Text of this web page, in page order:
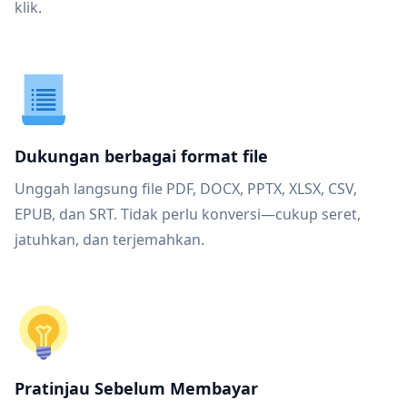
klik.
Dukungan berbagai format file
Unggah langsung file PDF, DOCX, PPTX, XLSX, CSV,
EPUB, dan SRT. Tidak perlu konversi—cukup seret,
jatuhkan, dan terjemahkan.
Pratinjau Sebelum Membayar